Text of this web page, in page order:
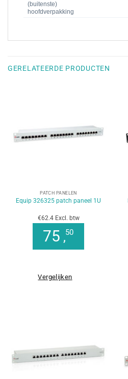
(buitenste)
hoofdverpakking
GERELATEERDE PRODUCTEN
PATCH PANELEN
Equip 326325 patch paneel 1U
€62.4 Excl. btw
75 ,50
Vergelijken